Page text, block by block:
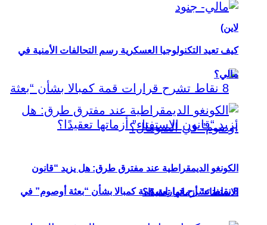
لاين)
8 نقاط تشرح قرارات قمة كمبالا بشأن “بعثة أوصوم” في
كيف تعيد التكنولوجيا العسكرية رسم التحالفات الأمنية في
مالي؟
الكونغو الديمقراطية عند مفترق طرق: هل يزيد “قانون
الاستفتاء” أزماتها تعقيدًا؟